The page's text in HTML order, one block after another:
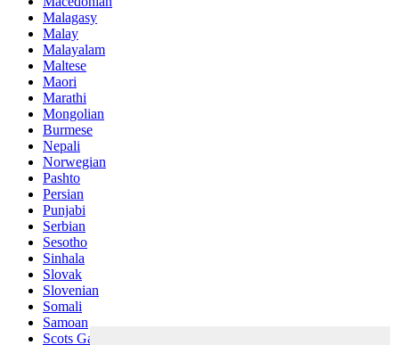
Malagasy
Malay
Malayalam
Maltese
Maori
Marathi
Mongolian
Burmese
Nepali
Norwegian
Pashto
Persian
Punjabi
Serbian
Sesotho
Sinhala
Slovak
Slovenian
Somali
Samoan
Scots Gaelic